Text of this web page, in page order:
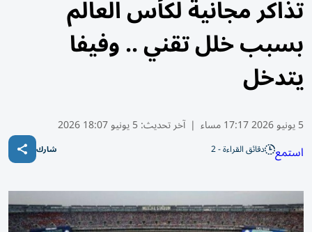
تذاكر مجانية لكأس العالم
بسبب خلل تقني .. وفيفا
يتدخل
5 يونيو 2026 17:17 مساء | آخر تحديث:5 يونيو 18:07 2026
استمع دقائق القراءة - 2 شارك